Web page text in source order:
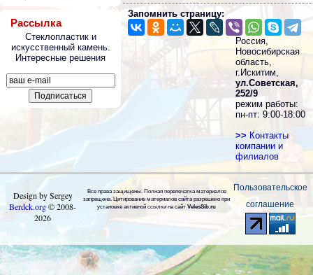
Рассылка
Стеклопластик и
искусственный камень.
Интересные решения
Запомнить страницу:
Россия,
Новосибирская
область,
г.Искитим,
ул.Советская,
252/9
режим работы:
пн-пт: 9:00-18:00
>> Контакты
компании и
филиалов
Design by Sergey
Berdck.org©2008-
2026
Все права защищены. Полная перепечатка материалов
запрещена. Цитирование материалов сайта разрешено при
установке активной ссылки на сайт VelesSib.ru
Пользовательское
соглашение